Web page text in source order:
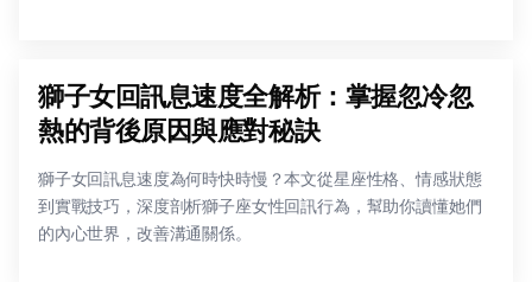
獅子女回訊息速度全解析：掌握忽冷忽
熱的背後原因與應對秘訣
獅子女回訊息速度為何時快時慢？本文從星座性格、情感狀態
到實戰技巧，深度剖析獅子座女性回訊行為，幫助你讀懂她們
的內心世界，改善溝通關係。